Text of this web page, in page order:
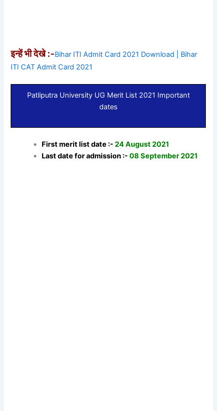
इन्हें भी देखे :-Bihar ITI Admit Card 2021 Download | Bihar
ITI CAT Admit Card 2021
Patliputra University UG Merit List 2021 Important
dates
First merit list date :- 24 August 2021
Last date for admission :-08 September 2021